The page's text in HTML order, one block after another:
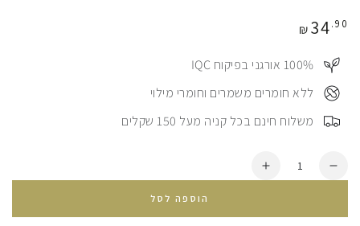
מחיר ₪ 34.90
100%⠀ אורגני בפיקוח IQC
כמות
הסרת
הוספת
הוספה לסל